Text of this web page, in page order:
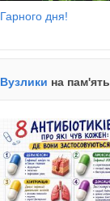
Гарного дня!
Вузлики на пам'ять